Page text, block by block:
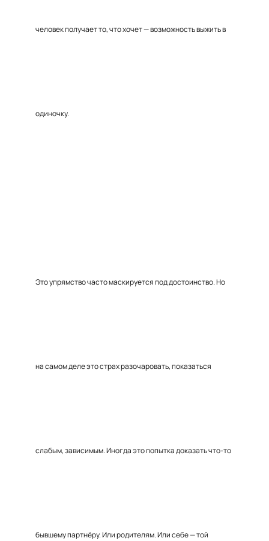
человек получает то, что хочет — возможность выжить в
одиночку.
Это упрямство часто маскируется под достоинство. Но
на самом деле это страх разочаровать, показаться
слабым, зависимым. Иногда это попытка доказать что-то
бывшему партнёру. Или родителям. Или себе — той